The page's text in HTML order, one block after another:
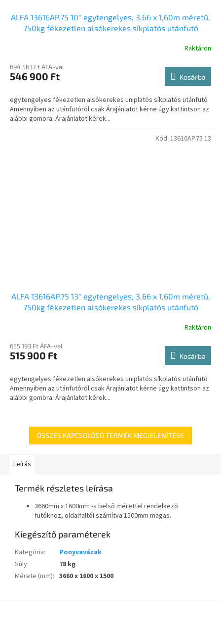
ALFA 13616AP.75 10" egytengelyes, 3,66 x 1,60m méretű,
750kg fékezetlen alsókerekes síkplatós utánfutó
Raktáron
694 563 Ft ÁFA-val
546 900 Ft Kosárba
egytengelyes fékezetlen alsókerekes uniplatós síkplatós utánfutó
Amennyiben az utánfutóról csak Árajánlatot kérne úgy kattintson az
alábbi gombra: Árajánlatot kérek...
ALFA 13616AP.75 13" egytengelyes, 3,66 x 1,60m méretű,
750kg fékezetlen alsókerekes síkplatós utánfutó
Raktáron
655 193 Ft ÁFA-val
515 900 Ft Kosárba
egytengelyes fékezetlen alsókerekes uniplatós síkplatós utánfutó
Amennyiben az utánfutóról csak Árajánlatot kérne úgy kattintson az
alábbi gombra: Árajánlatot kérek...
Kód: 13616AP.75 13
ÖSSZES KAPCSOLÓDÓ TERMÉK MEGJELENÍTÉSE
Leírás
Termék részletes leírása
3660mm x 1600mm -s belső mérettel rendelkező
futókhoz, oldalfaltól számítva 1500mm magas.
Kiegészítő paraméterek
Kategória:
Ponyvavázak
Súly:
78 kg
Mérete (mm): 3660 x 1600 x 1500